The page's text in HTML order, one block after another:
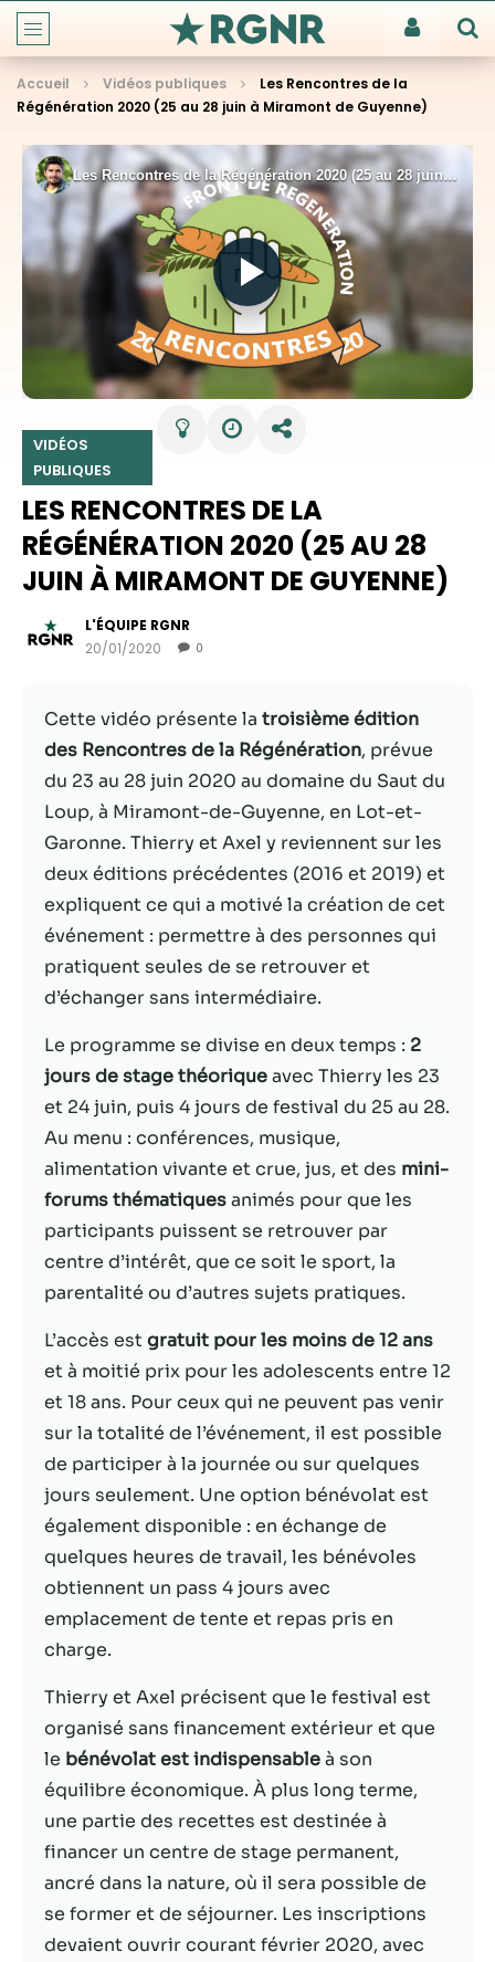
Accueil Vidéos publiques
Les Rencontres de la
Régénération 2020 (25 au 28 juin à Miramont de Guyenne)
VIDÉOS
PUBLIQUES
LES RENCONTRES DE LA
RÉGÉNÉRATION 2020 (25 AU 28
JUIN À MIRAMONT DE GUYENNE)
L'ÉQUIPE RGNR
20/01/2020
0
Cette vidéo présente la troisième édition
des Rencontres de la Régénération, prévue
du 23 au 28 juin 2020 au domaine du Saut du
Loup, à Miramont-de-Guyenne, en Lot-et-
Garonne. Thierry et Axel y reviennent sur les
deux éditions précédentes (2016 et 2019) et
expliquent ce qui a motivé la création de cet
événement : permettre à des personnes qui
pratiquent seules de se retrouver et
d’échanger sans intermédiaire.
Le programme se divise en deux temps : 2
jours de stage théoriqueavec Thierry les 23
et 24 juin, puis 4 jours de festival du 25 au 28.
Au menu : conférences, musique,
alimentation vivante et crue, jus, et des mini-
forums thématiquesanimés pour que les
participants puissent se retrouver par
centre d’intérêt, que ce soit le sport, la
parentalité ou d’autres sujets pratiques.
L’accès estgratuit pour les moins de 12 ans
et à moitié prix pour les adolescents entre 12
et 18 ans. Pour ceux qui ne peuvent pas venir
sur la totalité de l’événement, il est possible
de participer à la journée ou sur quelques
jours seulement. Une option bénévolat est
également disponible : en échange de
quelques heures de travail, les bénévoles
obtiennent un pass 4 jours avec
emplacement de tente et repas pris en
charge.
Thierry et Axel précisent que le festival est
organisé sans financement extérieur et que
le bénévolat est indispensableà son
équilibre économique. À plus long terme,
une partie des recettes est destinée à
financer un centre de stage permanent,
ancré dans la nature, où il sera possible de
se former et de séjourner. Les inscriptions
devaient ouvrir courant février 2020, avec
Ces cookies ne
sont pas
facultatifs. Ils
nécessaires au
fonctionnement
du site Web.
Statistiques
Afin que nous
puissions
améliorer la
fonctionnalité
et la structure
du site Web,
en fonction
de la façon
dont le site
Web est
utilisé.
Experience
Afin que notre
site Web
fonctionne
aussi bien que
possible lors
Si vous refusez
ces cookies,
certaines
disparaîtront
Marketing
En partageant
votre
comportement
lorsque vous
visitez notre
site, vous
augmentez les
chances de